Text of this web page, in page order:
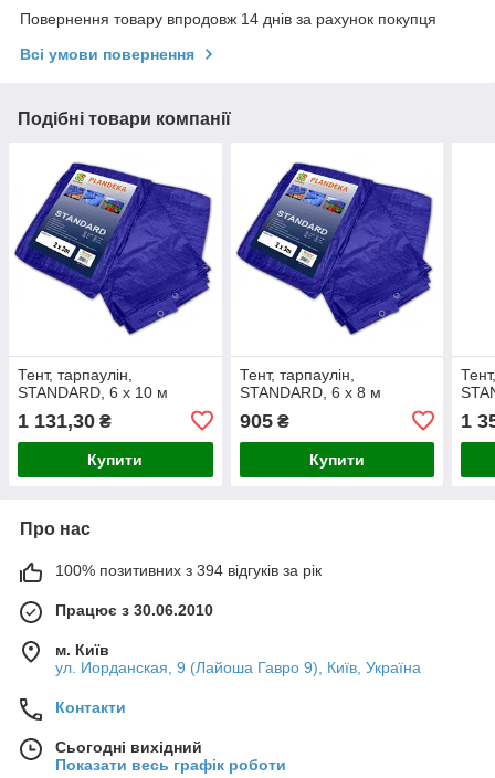
Повернення товару впродовж 14 днів за рахунок покупця
Всі умови повернення
Подібні товари компанії
Тент, тарпаулін,
STANDARD, 6 х 10 м
1 131,30 ₴
Купити
Тент, тарпаулін,
STANDARD, 6 х 8 м
905₴
Купити
1
Про нас
100% позитивних з 394 відгуків за рік
Працює з 30.06.2010
м. Київ
ул. Иорданская, 9 (Лайоша Гавро 9), Київ, Україна
Контакти
Сьогодні вихідний
Показати весь графік роботи